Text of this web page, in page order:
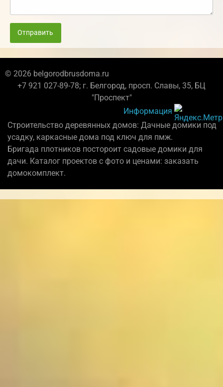
Отправить
© 2026 belgorodbrusdoma.ru
+7 921 027-89-78; г. Белгород, просп. Славы, 35, БЦ
"Проспект"
Информация
Строительство деревянных домов: Дачные домики под
усадку, каркасные дома под ключ для пмж.
Бригада плотников постороит садовые домики для
дачи. Каталог проектов с фото и ценами: заказать
домокомплект.